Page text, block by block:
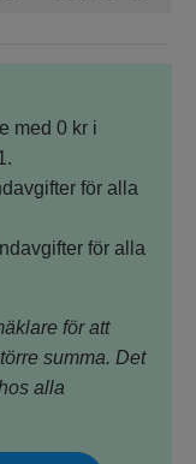
med 0 kr i
för alla
för alla
för att
summa. Det
alla